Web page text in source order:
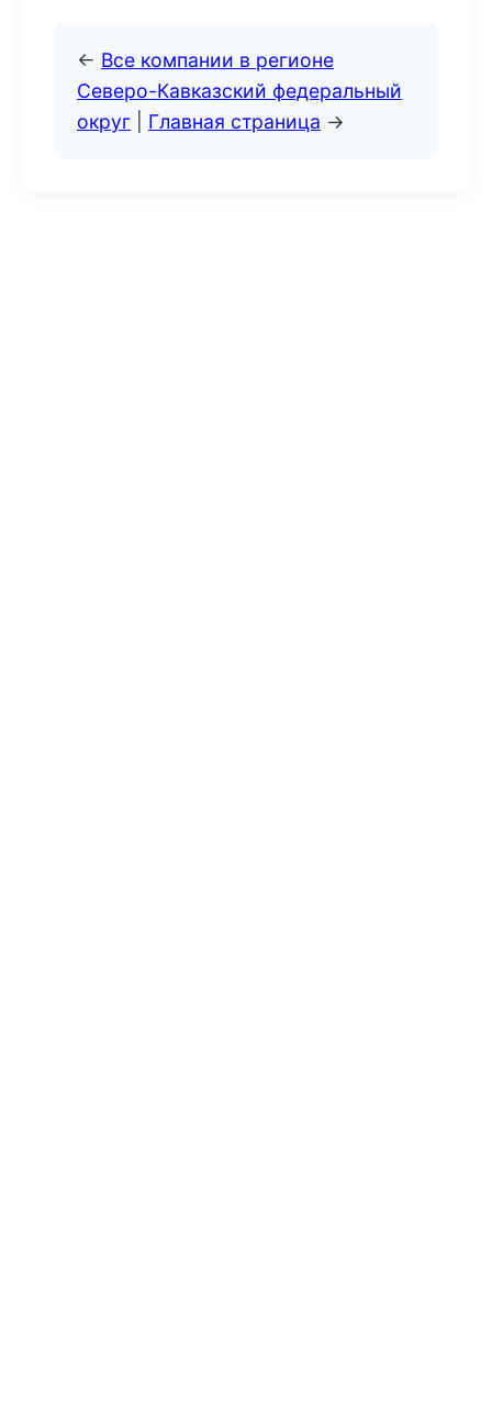
← Все компании в регионе
Северо-Кавказский федеральный
округ
Главная страница →